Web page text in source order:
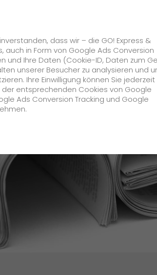
GO! Value Added Services
2018 um durchschnittlich 4,2 Prozent
dass wir – die GO! Express &
auch in Form von Google Ads Conversion
und Ihre Daten (Cookie-ID, Daten zum
unserer Besucher zu analysieren und
Ihre Einwilligung können Sie jederzeit
entsprechenden Cookies von Google
Ads Conversion Tracking und Google